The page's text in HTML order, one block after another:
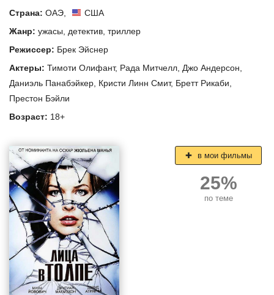
Страна: ОАЭ
США
Жанр: ужасы детектив триллер
Режиссер: Брек Эйснер
Актеры: Тимоти Олифант, Рада Митчелл Джо Андерсон
Даниэль Панабэйкер Кристи Линн Смит, Бретт Рикаби
Престон Бэйли
Возраст: 18+
в мои фильмы
25%
по теме